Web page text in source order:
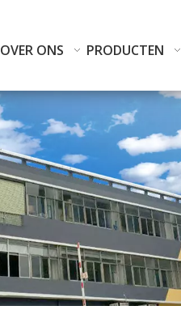
OVER ONS PRODUCTEN